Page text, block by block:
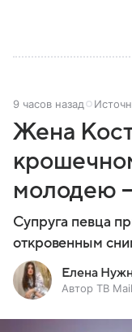
9 часов назад
Жена
молодею
Супруга певца
откровенным
Елена
Автор ТВ Mail